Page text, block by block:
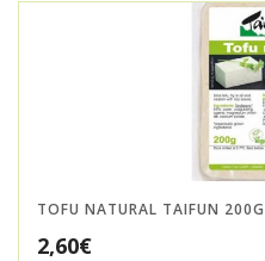
TOFU NATURAL TAIFUN
2,60€